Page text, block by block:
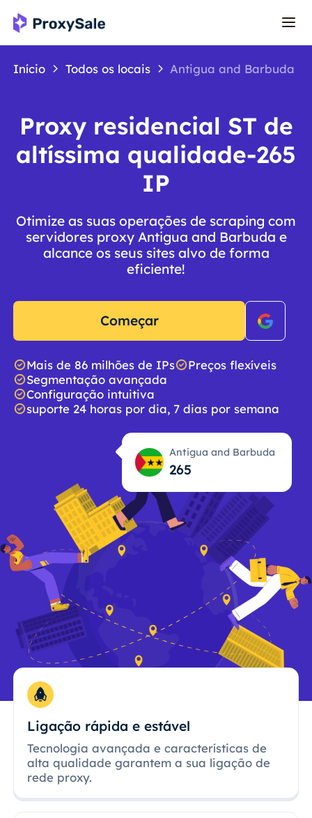
Início Todos os locais Antigua and Barbuda
Proxy residencial ST de
altíssima qualidade-265
IP
Otimize as suas operações de scraping com
servidores proxy Antigua and Barbuda e
alcance os seus sites alvo de forma
eficiente!
Começar
Mais de 86 milhões de IPs
Preços flexíveis
Segmentação avançada
Configuração intuitiva
suporte 24 horas por dia, 7 dias por semana
Antigua and Barbuda
265
Ligação rápida e estável
Tecnologia avançada e características de
alta qualidade garantem a sua ligação de
rede proxy.